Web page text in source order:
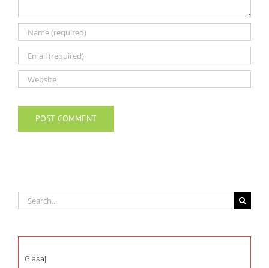
Search
for:
Glasaj